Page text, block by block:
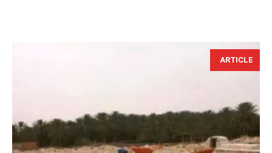
ARTICLE